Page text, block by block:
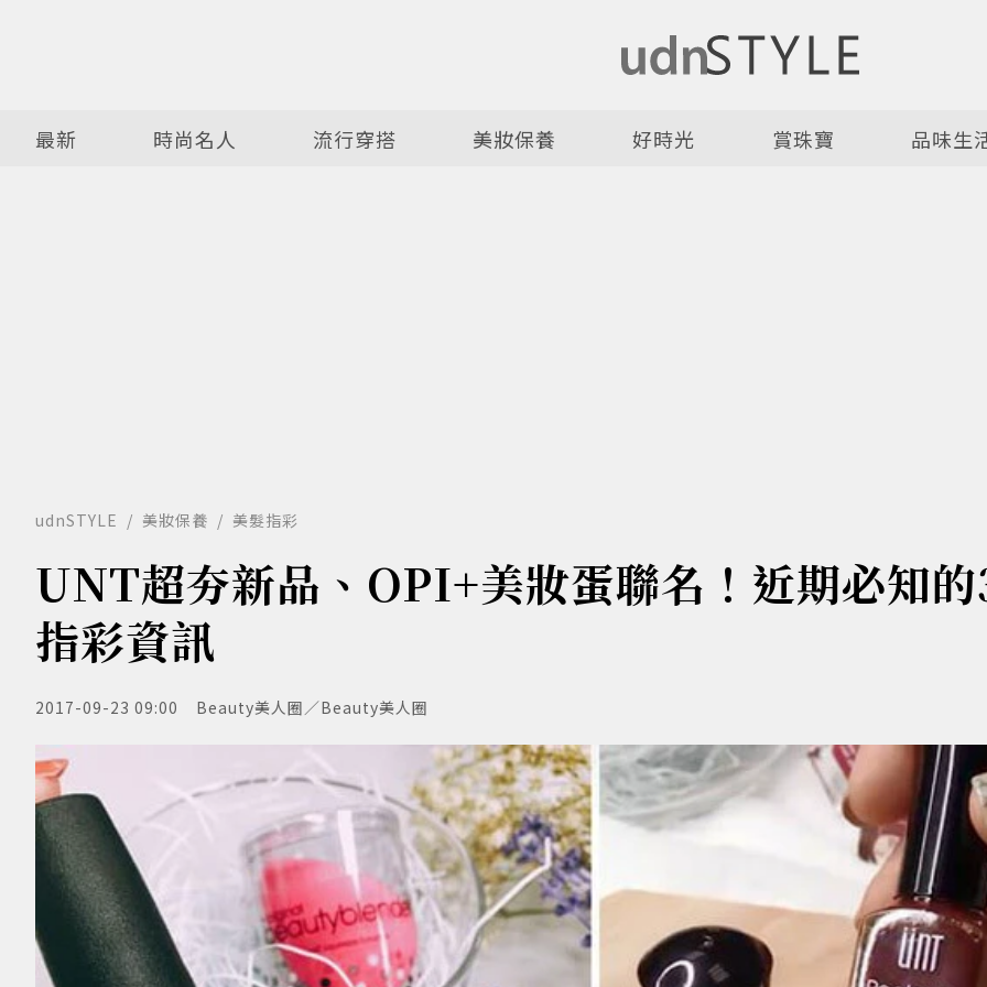
最新 時尚名人 流行穿搭 美妝保養 好時光 賞珠寶 品味生
udnSTYLE 美妝保養 美髮指彩
UNT超夯新品、OPI+美妝蛋聯名！近期必知
指彩資訊
2017-09-23 09:00 Beauty美人圈／Beauty美人圈